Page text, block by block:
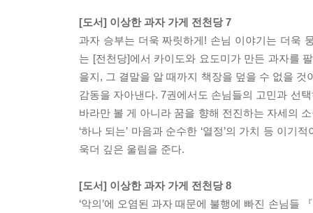
[도서] 이상한 과자 가게 전천당 7
과자 승부는 더욱 짜릿하게! 손님 이야기는 더욱
는 [전천당]에서 카이도와 요도미가 만든 과자를
을지, 그 결말을 알 때까지 책장을 덮을 수 없을
감동을 자아낸다. 7권에서도 손님들의 고민과 선
바라만 볼 게 아니라 꿈을 향해 전진하는 자세의
‘하나 되는’ 마음과 순수한 ‘열정’의 가치 등 이
욱더 깊은 울림을 준다.
[도서] 이상한 과자 가게 전천당 8
‘악의’에 오염된 과자 때문에 불행에 빠진 손님들